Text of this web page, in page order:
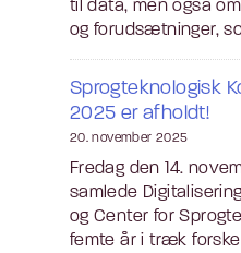
til data, men også
og forudsætninger,
Sprogteknologisk
2025 er afholdt!
20. november 2025
Fredag den 14.
samlede
og Center for
femte år i træk